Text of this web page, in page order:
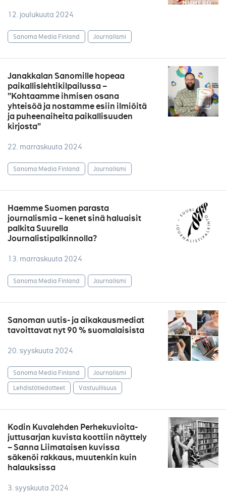
12. joulukuuta 2024
Sanoma Media Finland Journalismi
Janakkalan Sanomille hopeaa
paikallislehtikilpailussa –
”Kohtaamme ihmisen osana
yhteisöä ja nostamme esiin ilmiöitä
ja puheenaiheita paikallisuuden
kirjosta”
22. marraskuuta 2024
Sanoma Media Finland Journalismi
Haemme Suomen parasta
journalismia – kenet sinä haluaisit
palkita Suurella
Journalistipalkinnolla?
13. marraskuuta 2024
Sanoma Media Finland Journalismi
Sanoman uutis- ja aikakausmediat
tavoittavat nyt 90 % suomalaisista
20. syyskuuta 2024
Sanoma Media Finland
Journalismi
Lehdistötiedotteet
Vastuullisuus
Kodin Kuvalehden Perhekuvioita-
juttusarjan kuvista koottiin näyttely
– Sanna Liimataisen kuvissa
säkenöi rakkaus, muutenkin kuin
halauksissa
3. syyskuuta 2024